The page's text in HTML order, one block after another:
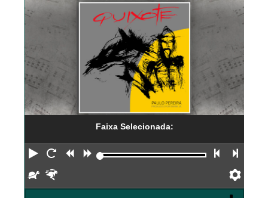
Faixa Selecionada:
Reproduzir
Reiniciar
Retroceder
Avançar Faixa
Devagar